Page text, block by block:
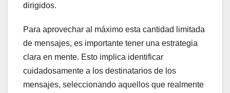
dirigidos.
Para aprovechar al máximo esta cantidad limitada
de mensajes, es importante tener una estrategia
clara en mente. Esto implica identificar
cuidadosamente a los destinatarios de los
mensajes, seleccionando aquellos que realmente